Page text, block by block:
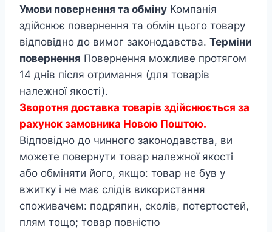
Умови повернення та обміну Компанія
здійснює повернення та обмін цього товару
відповідно до вимог законодавства. Терміни
повернення Повернення можливе протягом
14 днів після отримання (для товарів
належної якості).
Зворотня доставка товарів здійснюється за
рахунок замовника Новою Поштою.
Відповідно до чинного законодавства, ви
можете повернути товар належної якості
або обміняти його, якщо: товар не був у
вжитку і не має слідів використання
споживачем: подряпин, сколів, потертостей,
плям тощо; товар повністю